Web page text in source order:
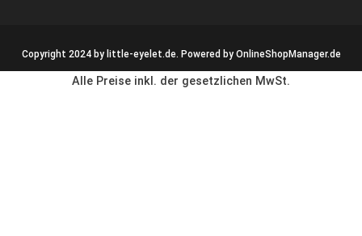
Copyright 2024 by little-eyelet.de. Powered by OnlineShopManager.de
Alle Preise inkl. der gesetzlichen MwSt.